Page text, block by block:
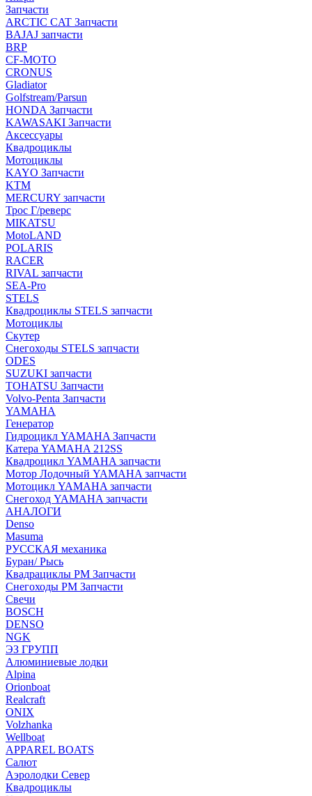
Запчасти
ARCTIC CAT Запчасти
BAJAJ запчасти
BRP
CF-MOTO
CRONUS
Gladiator
Golfstream/Parsun
HONDA Запчасти
KAWASAKI Запчасти
Аксессуары
Квадроциклы
Мотоциклы
KAYO Запчасти
KTM
MERCURY запчасти
Трос Г/реверс
MIKATSU
MotoLAND
POLARIS
RACER
RIVAL запчасти
SEA-Pro
STELS
Квадроциклы STELS запчасти
Мотоциклы
Скутер
Снегоходы STELS запчасти
ODES
SUZUKI запчасти
TOHATSU Запчасти
Volvo-Penta Запчасти
YAMAHA
Генератор
Гидроцикл YAMAHA Запчасти
Катера YAMAHA 212SS
Квадроцикл YAMAHA запчасти
Мотор Лодочный YAMAHA запчасти
Мотоцикл YAMAHA запчасти
Снегоход YAMAHA запчасти
АНАЛОГИ
Denso
Masuma
РУССКАЯ механика
Буран/ Рысь
Квадрациклы РМ Запчасти
Снегоходы РМ Запчасти
Свечи
BOSCH
DENSO
NGK
ЭЗ ГРУПП
Алюминиевые лодки
Alpina
Orionboat
Realcraft
ONIX
Volzhanka
Wellboat
АPPAREL BOATS
Салют
Аэролодки Север
Квадроциклы